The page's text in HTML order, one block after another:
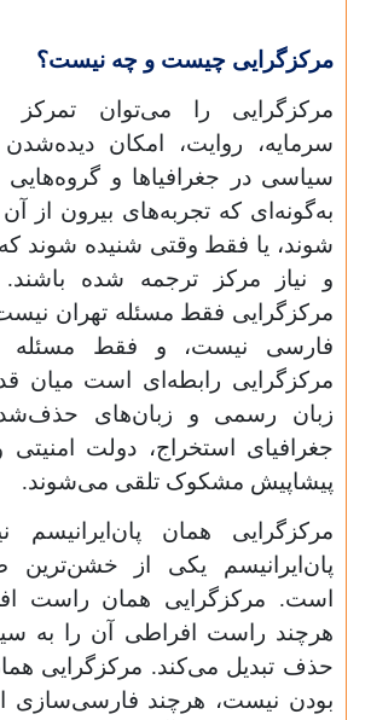
مرکزگرایی چیست و چه نیست؟
مرکزگرایی را می‌توان تمرکز
سرمایه، روایت، امکان
سیاسی در جغرافیاها و
به‌گونه‌ای که تجربه‌های بیرون از
شوند، یا فقط وقتی شنیده شوند
و نیاز مرکز ترجمه شده باشند.
مرکزگرایی فقط مسئله تهران
فارسی نیست، و فقط مسئله
مرکزگرایی رابطه‌ای است میان
زبان رسمی و زبان‌های
جغرافیای استخراج، دولت
پیشاپیش مشکوک تلقی می‌شوند.
مرکزگرایی همان پان‌ایرانیسم
پان‌ایرانیسم یکی از
است. مرکزگرایی همان راست
هرچند راست افراطی آن را به
حذف تبدیل می‌کند. مرکزگرایی
بودن نیست، هرچند فارسی‌سازی